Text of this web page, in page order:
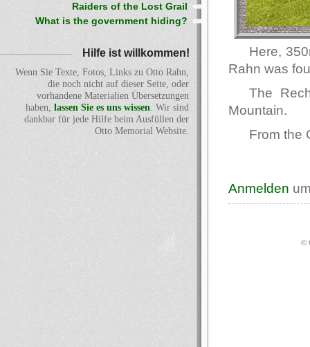
Here,
Rahn was
The
Mountain.
From the
Anmelden
Raiders of the Lost Grail
What is the government hiding?
Hilfe ist willkommen!
Wenn Sie Texte, Fotos, Links zu Otto Rahn,
die noch nicht auf dieser Seite, oder
vorhandene Materialien Übersetzungen
haben, lassen Sie es uns wissen. Wir sind
dankbar für jede Hilfe beim Ausfüllen der
Otto Memorial Website.
©